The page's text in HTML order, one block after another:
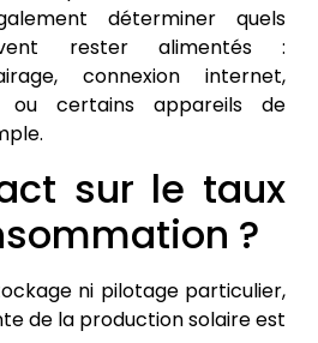
déterminer quels
rester alimentés :
connexion internet,
ou certains appareils de
sur le taux
?
ni pilotage particulier,
de la production solaire est